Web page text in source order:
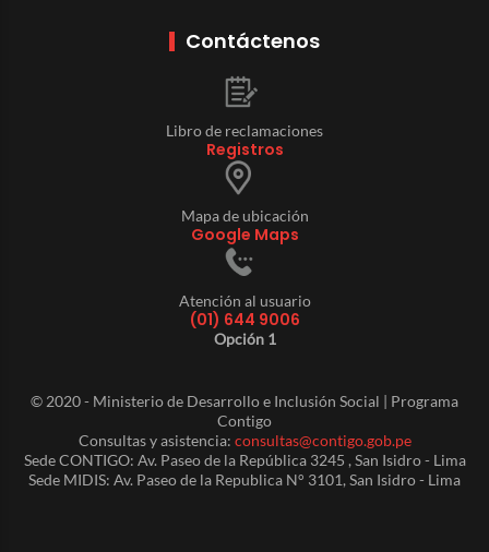
Contáctenos
Libro de reclamaciones
Registros
Mapa de ubicación
Google Maps
Atención al usuario
(01) 644 9006
Opción 1
© 2020 - Ministerio de Desarrollo e Inclusión Social | Programa
Contigo
Consultas y asistencia: consultas@contigo.gob.pe
Sede CONTIGO: Av. Paseo de la República 3245 , San Isidro - Lima
Sede MIDIS: Av. Paseo de la Republica N° 3101, San Isidro - Lima